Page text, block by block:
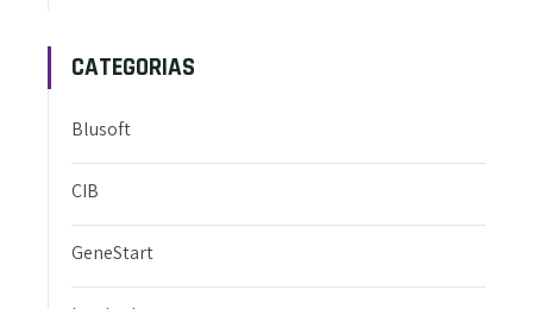
CATEGORIAS
Blusoft
CIB
GeneStart